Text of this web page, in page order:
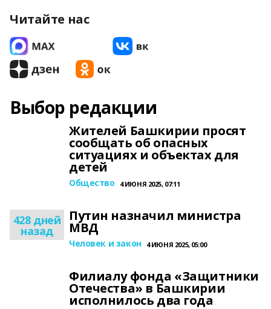
Читайте нас
Выбор редакции
Жителей Башкирии просят
сообщать об опасных
ситуациях и объектах для
детей
Общество 4 ИЮНЯ 2025, 07:11
428 дней
назад
Путин назначил министра
МВД
Человек и закон 4 ИЮНЯ 2025, 05:00
Филиалу фонда «Защитники
Отечества» в Башкирии
исполнилось два года